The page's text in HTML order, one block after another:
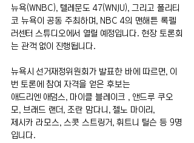
뉴욕(WNBC), 텔레문도 47(WNJU), 그리고 폴리티
코 뉴욕이 공동 주최하며, NBC 4의 맨해튼 록펠
러센터 스튜디오에서 열릴 예정입니다. 현장 토론회
는 관객 없이 진행됩니다.
뉴욕시 선거재정위원회가 발표한 바에 따르면, 이
번 토론에 참여 자격을 얻은 후보는
애드리엔 애덤스, 마이클 블레이크 , 앤드루 쿠오
모, 브래드 랜더, 조란 맘다니, 젤노 마이리,
제시카 라모스, 스콧 스트링거, 휘트니 틸슨 등 9명
입니다.